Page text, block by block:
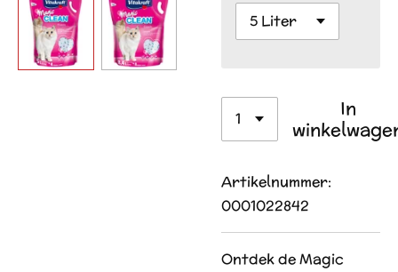
In
Artikelnummer:
0001022842
Ontdek de Magic